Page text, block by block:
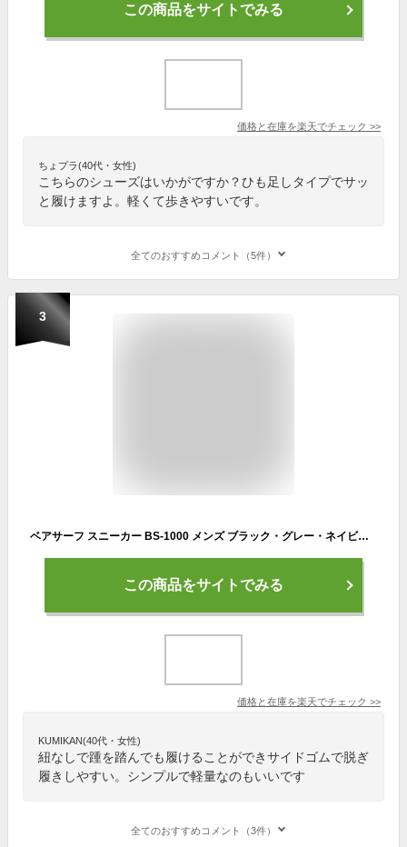
この商品をサイトでみる
価格と在庫を楽天でチェック >>
ちょプラ(40代・女性)
こちらのシューズはいかがですか？ひも足しタイプでサッ
と履けますよ。軽くて歩きやすいです。
全てのおすすめコメント（5件）
3
ベアサーフ スニーカー BS-1000 メンズ ブラック・グレー・ネイビー 25cm〜27cm スリップオン キックバックスニーカー かかとが踏めるスニーカー 2WAYシューズ 靴 紐なし靴
この商品をサイトでみる
価格と在庫を楽天でチェック >>
KUMIKAN(40代・女性)
紐なしで踵を踏んでも履けることができサイドゴムで脱ぎ
履きしやすい。シンプルで軽量なのもいいです
全てのおすすめコメント（3件）